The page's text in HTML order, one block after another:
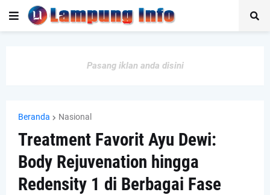
Pasang iklan anda disini
Beranda Nasional
Treatment Favorit Ayu Dewi:
Body Rejuvenation hingga
Redensity 1 di Berbagai Fase